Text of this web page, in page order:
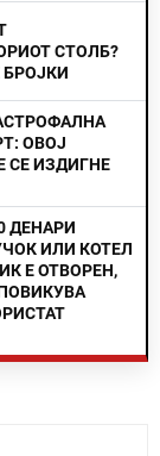
СТОЛБ?
ОВОЈ
СЕ ИЗДИГНЕ
ДЕНАРИ
ИЛИ КОТЕЛ
Е ОТВОРЕН,